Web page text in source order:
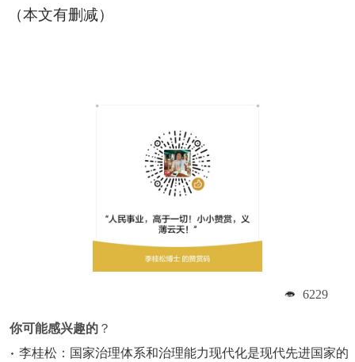
（本文有删减）
6229
你可能感兴趣的 ？
李桂松：国家治理体系和治理能力现代化是现代先进国家的